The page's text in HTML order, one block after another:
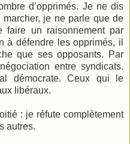
d’opprimés. Je ne dis
je ne parle que de
faire un raisonnement par
à défendre les opprimés, il
que ses opposants. Par
entre syndicats.
démocrate. Ceux qui le
libéraux.
: je réfute complètement
autres.